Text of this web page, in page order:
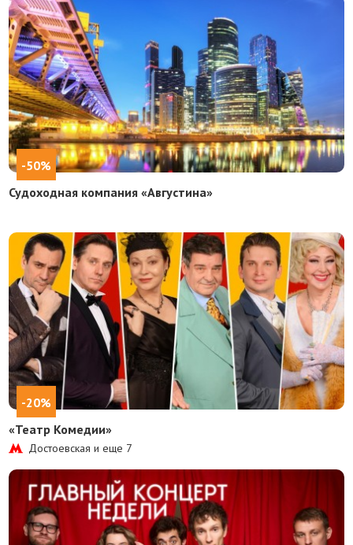
-50%
Судоходная компания «Августина»
-20%
«Театр Комедии»
Достоевская и еще 7